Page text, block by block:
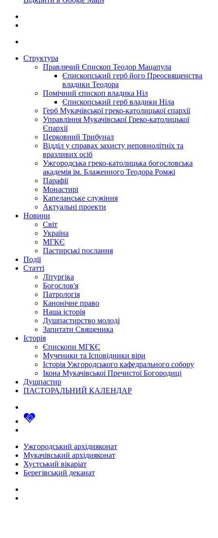
Структура
Правлячий Єпископ Теодор Мацапула
Єпископський герб його Преосвященства
владики Теодора
Помічний єпископ владика Ніл
Єпископський герб владики Ніла
Герб Мукачівської греко-католицької єпархії
Управління Мукачівської Греко-католицької
Єпархії
Церковний Трибунал
Відділ у справах захисту неповнолітніх та
вразливих осіб
Ужгородська греко-католицька богословська
академія ім. Блаженного Теодора Ромжі
Парафії
Монастирі
Капеланське служіння
Актуальні проекти
Новини
Світ
Україна
МГКЄ
Пастирські послання
Події
Статті
Літургіка
Богослов'я
Патрологія
Канонічне право
Наша історія
Душпастирство молоді
Запитати Священика
Історія
Єпископи МГКЄ
Мученики та Ісповідники віри
Історія Ужгородського кафедрального собору
Ікона Мукачівської Пречистої Богородиці
Душпастир
ПАСТОРАЛЬНИЙ КАЛЕНДАР
Ужгородський архідияконат
Мукачівський архідияконат
Хустський вікаріат
Берегівський деканат